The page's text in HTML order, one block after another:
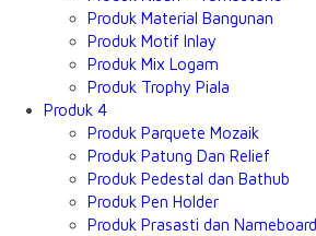
Produk Material Bangunan
Produk Motif Inlay
Produk Mix Logam
Produk Trophy Piala
Produk 4
Produk Parquete Mozaik
Produk Patung Dan Relief
Produk Pedestal dan Bathub
Produk Pen Holder
Produk Prasasti dan Nameboard